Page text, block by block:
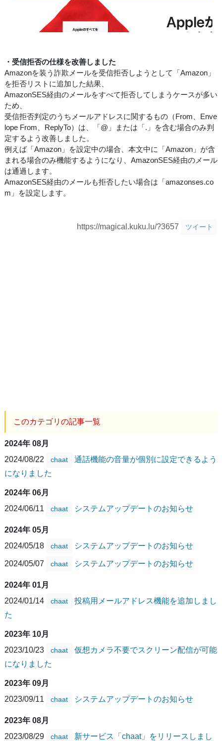
・受信拒否の仕様を改善しました
Amazonを装う詐欺メールを受信拒否しようとして「Amazon」
を拒否リストに追加した結果、
AmazonSES経由のメールをすべて拒否してしまうケースが多い
ため、
受信拒否判定のうちメールアドレスに関するもの（From、Enve
lope From、ReplyTo）は、「@」または「.」を含む場合のみ判
定するよう改善しました。
例えば「Amazon」を設定中の場合、本文中に「Amazon」が含
まれる場合のみ機能するようになり、AmazonSES経由のメール
は通過します。
AmazonSES経由のメールも拒否したい場合は「amazonses.co
m」を設定します。
https://magical.kuku.lu/?3657 ツイート
このカテゴリの記事一覧
2024年 08月
2024/08/22
chaat
通話機能の音量が個別に設定できるよう
になりました
2024年 06月
2024/06/11
chaat システムアップデートのお知らせ
2024年 05月
2024/05/18
chaat システムアップデートのお知らせ
2024/05/07 chaat システムアップデートのお知らせ
2024年 01月
2024/01/14
chaat
投稿用メールアドレス機能を追加しまし
た
2023年 10月
2023/10/23
chaat
仮想カメラ不要でスクリーン配信が可能
になりました
2023年 09月
2023/09/11
chaat システムアップデートのお知らせ
2023年 08月
2023/08/29
chaat 新サービス「chaat」をリリースしまし